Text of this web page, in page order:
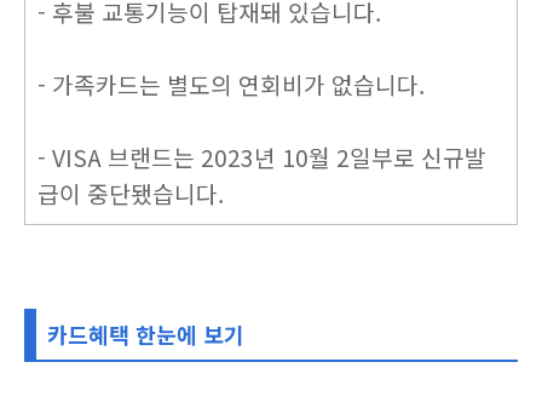
- 후불 교통기능이 탑재돼 있습니다.
- 가족카드는 별도의 연회비가 없습니다.
- VISA 브랜드는 2023년 10월 2일부로 신규발
급이 중단됐습니다.
카드혜택 한눈에 보기